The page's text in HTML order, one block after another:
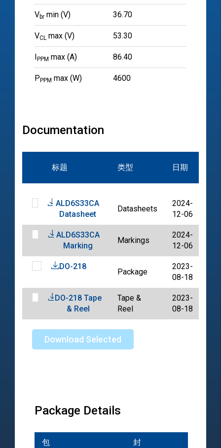
Vbr min (V) 36.70
VCL max (V) 53.30
I PPM max (A) 86.40
P PPM max (W) 4600
Documentation
标题 类型 日期
ALD6S33CA
Datasheet
Datasheets
2024-
12-06
ALD6S33CA
Marking
Markings
2024-
12-06
DO-218
Package
2023-
08-18
DO-218 Tape
& Reel
Tape &
Reel
2023-
08-18
Download Selected
Package Details
包
封